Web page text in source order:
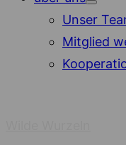
Show
sub
menu
Unser
Mitglied